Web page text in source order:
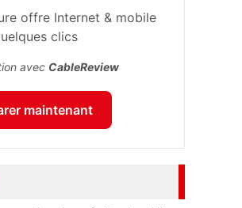
offre Internet & mobile
clics
avec CableReview
maintenant